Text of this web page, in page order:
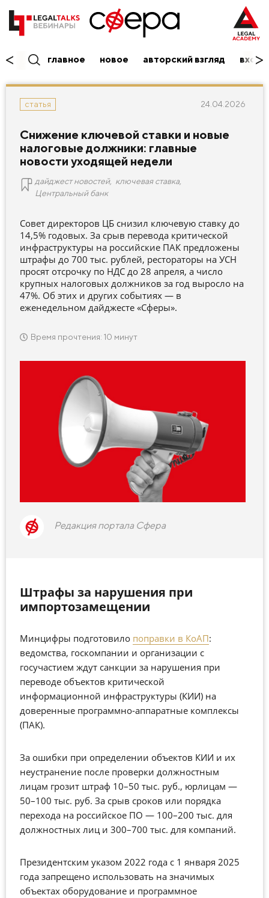
главное новое авторский взгляд вход/
статья 24.04.2026
Снижение ключевой ставки и новые
налоговые должники: главные
новости уходящей недели
дайджест новостей, ключевая ставка
Центральный банк
Совет директоров ЦБ снизил ключевую ставку до
14,5% годовых. За срыв перевода критической
инфраструктуры на российские ПАК предложены
штрафы до 700 тыс. рублей, рестораторы на УСН
просят отсрочку по НДС до 28 апреля, а число
крупных налоговых должников за год выросло на
47%. Об этих и других событиях — в
еженедельном дайджесте «Сферы».
Время прочтения: 10 минут
Редакция портала Сфера
Штрафы за нарушения при
импортозамещении
Минцифры подготовило поправки в КоАП:
ведомства, госкомпании и организации с
госучастием ждут санкции за нарушения при
переводе объектов критической
информационной инфраструктуры (КИИ) на
доверенные программно-аппаратные комплексы
(ПАК).
За ошибки при определении объектов КИИ и их
неустранение после проверки должностным
лицам грозит штраф 10–50 тыс. руб., юрлицам —
50–100 тыс. руб. За срыв сроков или порядка
перехода на российское ПО — 100–200 тыс. для
должностных лиц и 300–700 тыс. для компаний.
Президентским указом 2022 года с 1 января 2025
года запрещено использовать на значимых
объектах оборудование и программное